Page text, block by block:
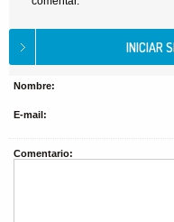
Nombre:
E-mail:
Comentario: